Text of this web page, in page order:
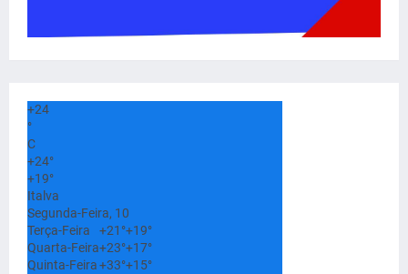
+24
°
C
+24°
+19°
Italva
Segunda-Feira, 10
Terça-Feira
+21°+19°
Quarta-Feira+23°+17°
Quinta-Feira+33°+15°